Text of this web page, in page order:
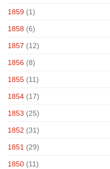
1859 (1)
1858 (6)
1857 (12)
1856 (8)
1855 (11)
1854 (17)
1853 (25)
1852 (31)
1851 (29)
1850 (11)